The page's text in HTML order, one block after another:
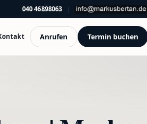
040 46898063 |
Anrufen Termin buchen